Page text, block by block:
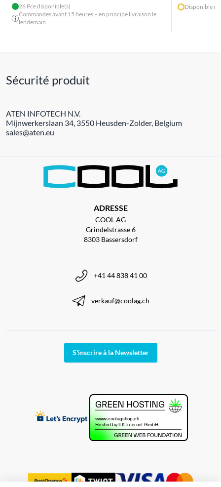
26 Pce disponible(s)
Commandes avant 15 heures – en principe livraison le
lendemain
Disponible
Sécurité produit
ATEN INFOTECH N.V.
Mijnwerkerslaan 34, 3550 Heusden-Zolder, Belgium
sales@aten.eu
ADRESSE
COOL AG
Grindelstrasse 6
8303 Bassersdorf
+41 44 838 41 00
verkauf@coolag.ch
S'inscrire à la Newsletter